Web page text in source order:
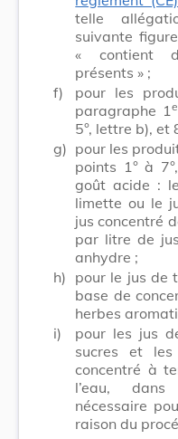
telle
suivante
« contient
présents » ;
f)
pour les
paragraphe 1
5°, lettre b), et
g) pour les
points 1° à
goût acide :
limette ou le
jus concentré
par litre de
anhydre ;
h) pour le jus de
base de
herbes
i)
pour les jus
sucres et
concentré à
l’eau,
nécessaire
raison du